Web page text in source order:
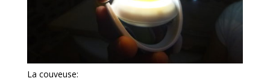
La couveuse: